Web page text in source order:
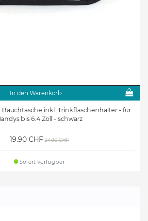
In den Warenkorb
Bauchtasche inkl. Trinkflaschenhalter - für
bis 6.4 Zoll - schwarz
19.90 CHF 24.90 CHF
Sofort verfügbar